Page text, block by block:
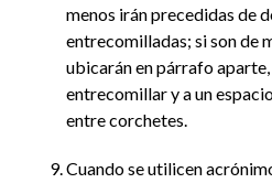
menos irán precedidas de
entrecomilladas; si son de
ubicarán en párrafo
entrecomillar y a un
entre corchetes.
Cuando se utilicen